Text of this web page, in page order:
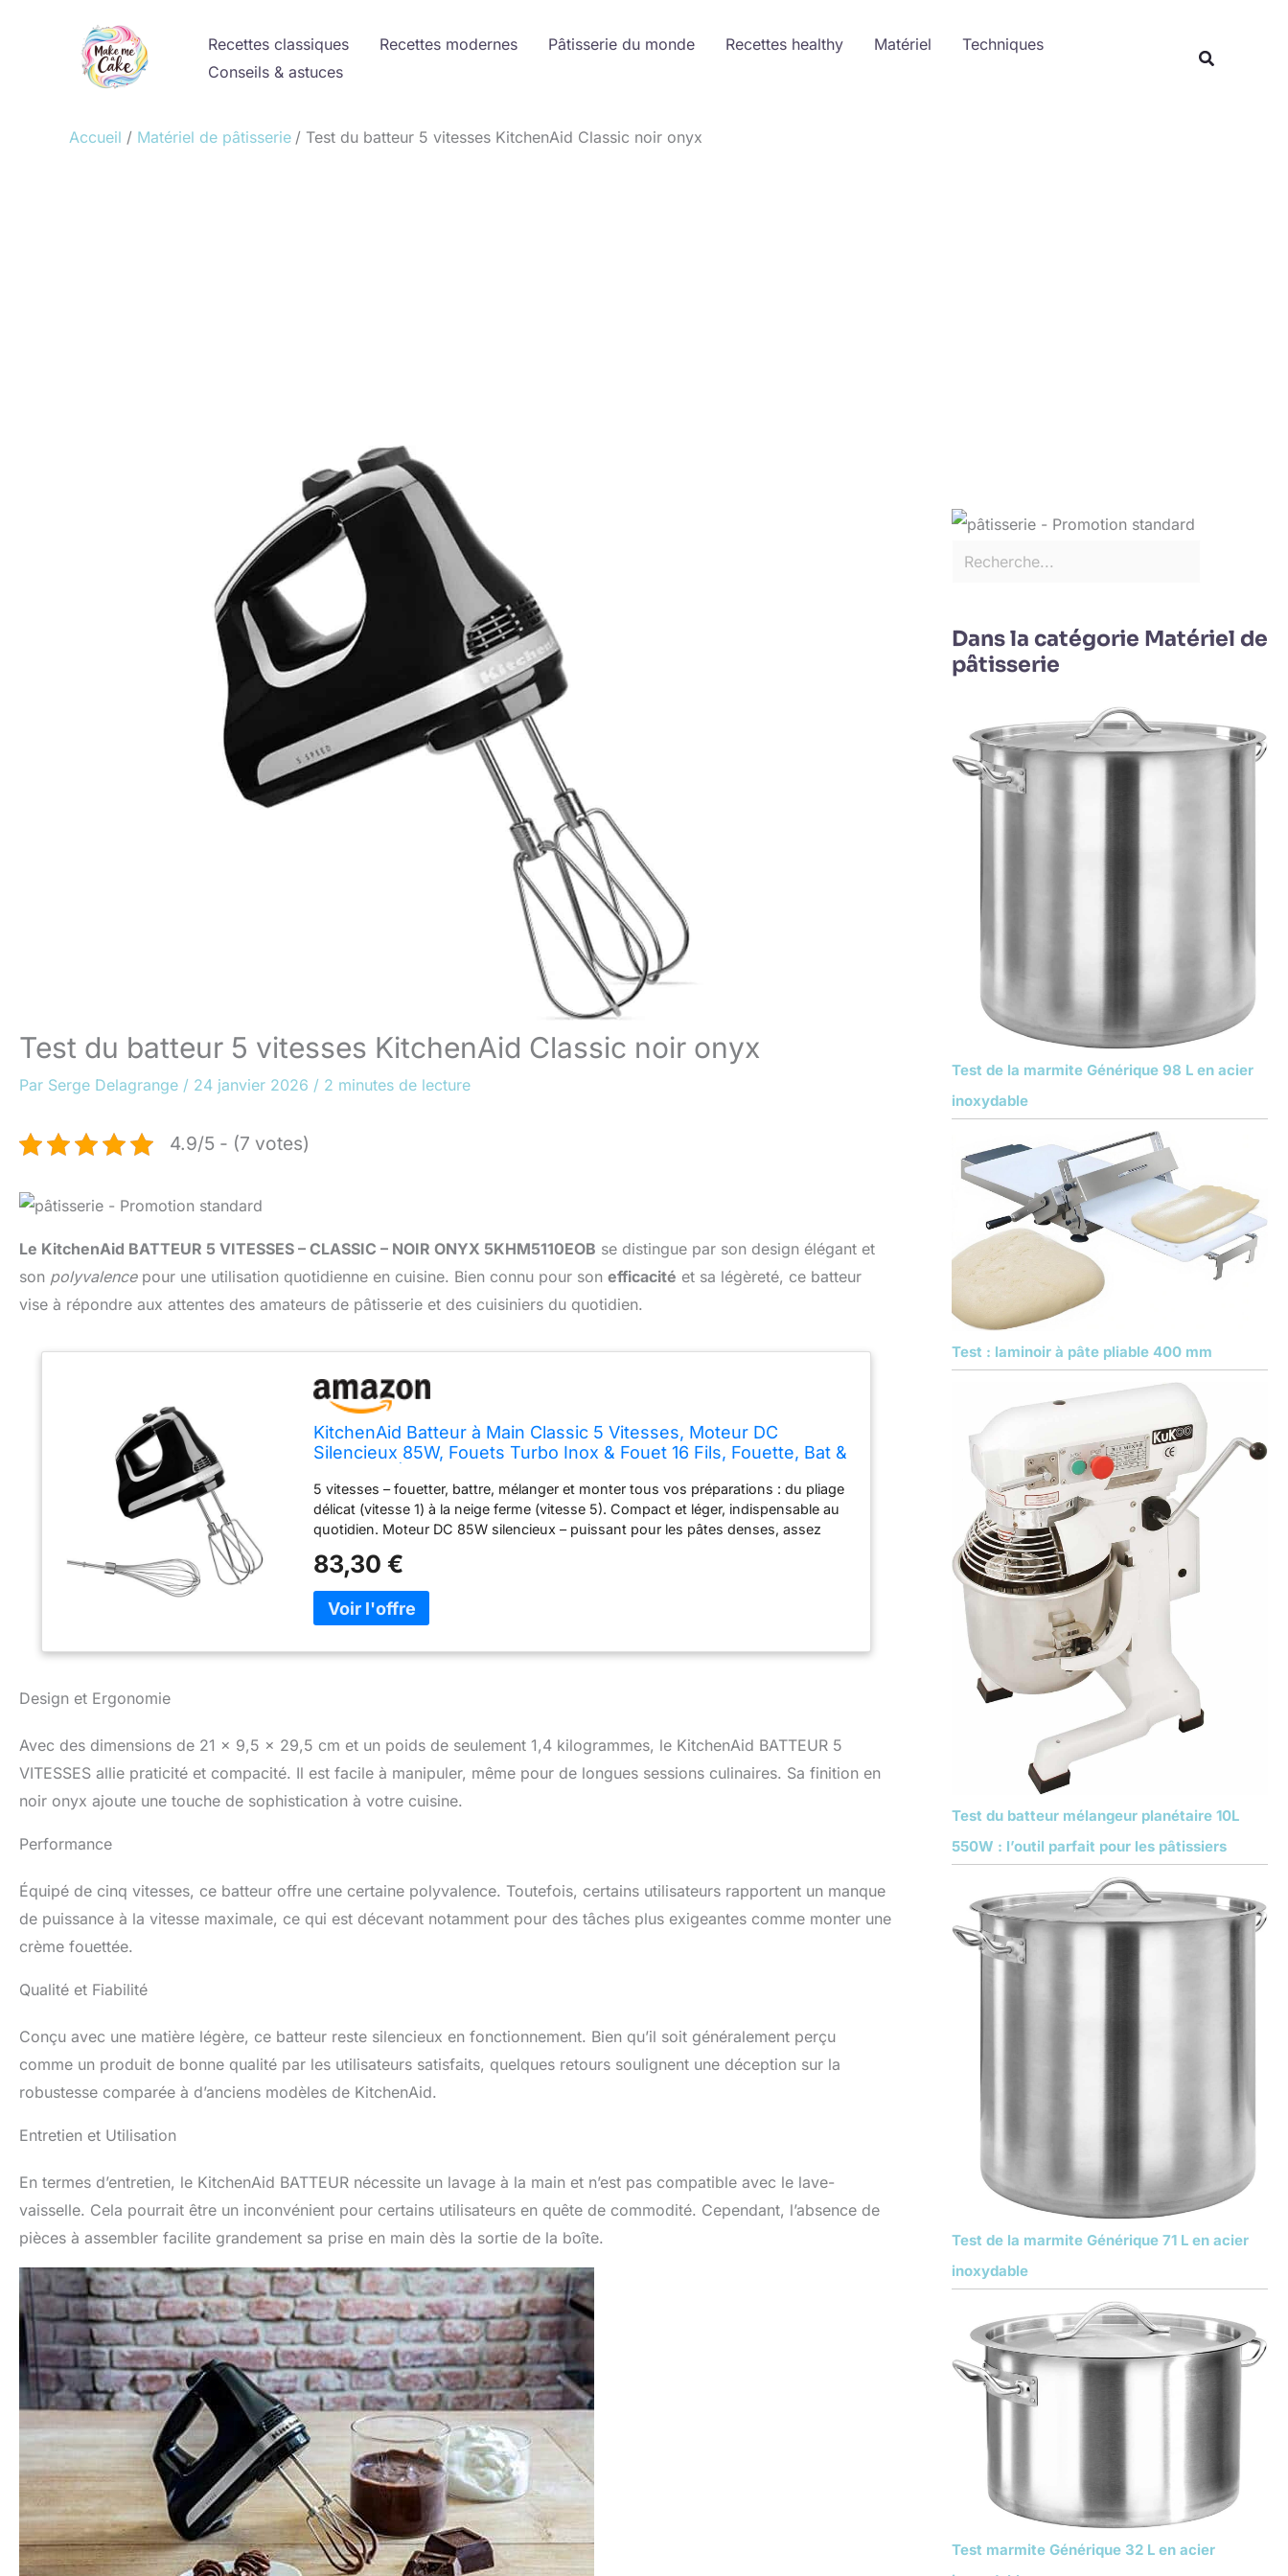
Recettes classiques Recettes modernes Pâtisserie du monde Recettes healthy Matériel
Techniques
Conseils & astuces
Accueil Matériel de pâtisserie Test du batteur 5 vitesses KitchenAid Classic noir onyx
Test du batteur 5 vitesses KitchenAid Classic noir onyx
Par Serge Delagrange / 24 janvier 2026 / 2 minutes de lecture
4.9/5 - (7 votes)
Le KitchenAid BATTEUR 5 VITESSES – CLASSIC – NOIR ONYX 5KHM5110EOB se distingue par son design élégant et
son polyvalencepour une utilisation quotidienne en cuisine. Bien connu pour son efficacité et sa légèreté, ce batteur
vise à répondre aux attentes des amateurs de pâtisserie et des cuisiniers du quotidien.
KitchenAid Batteur à Main Classic 5 Vitesses, Moteur DC
Silencieux 85W, Fouets Turbo Inox & Fouet 16 Fils, Fouette, Bat &
5 vitesses – fouetter, battre, mélanger et monter tous vos préparations : du pliage
délicat (vitesse 1) à la neige ferme (vitesse 5). Compact et léger, indispensable au
quotidien. Moteur DC 85W silencieux – puissant pour les pâtes denses, assez
en utilisation prolongée. Fouet turbo & fouet 16 fils en inox – moins d'accumulation
de pâte, résultats plus légers. Inox durable, sans rouille ni taches, pour crèmes
montées, meringues et mousses aériennes. Idéal pour gâteaux, biscuits,
glaçages, crèmes fouettées, meringues et vinaigrettes — un seul appareil compact
pour toutes vos recettes du quotidien comme des grandes occasions. Éjection
83,30 €
Design et Ergonomie
Avec des dimensions de 21 x 9,5 x 29,5 cm et un poids de seulement 1,4 kilogrammes, le KitchenAid BATTEUR 5
VITESSES allie praticité et compacité. Il est facile à manipuler, même pour de longues sessions culinaires. Sa finition en
noir onyx ajoute une touche de sophistication à votre cuisine.
Performance
Équipé de cinq vitesses, ce batteur offre une certaine polyvalence. Toutefois, certains utilisateurs rapportent un manque
de puissance à la vitesse maximale, ce qui est décevant notamment pour des tâches plus exigeantes comme monter une
crème fouettée.
Qualité et Fiabilité
Conçu avec une matière légère, ce batteur reste silencieux en fonctionnement. Bien qu’il soit généralement perçu
comme un produit de bonne qualité par les utilisateurs satisfaits, quelques retours soulignent une déception sur la
robustesse comparée à d’anciens modèles de KitchenAid.
Entretien et Utilisation
En termes d’entretien, le KitchenAid BATTEUR nécessite un lavage à la main et n’est pas compatible avec le lave-
vaisselle. Cela pourrait être un inconvénient pour certains utilisateurs en quête de commodité. Cependant, l’absence de
pièces à assembler facilite grandement sa prise en main dès la sortie de la boîte.
Dans la catégorie Matériel de
pâtisserie
Test de la marmite Générique 98 L en acier
inoxydable
Test : laminoir à pâte pliable 400 mm
Test du batteur mélangeur planétaire 10L
550W : l’outil parfait pour les pâtissiers
Test de la marmite Générique 71 L en acier
inoxydable
Test marmite Générique 32 L en acier